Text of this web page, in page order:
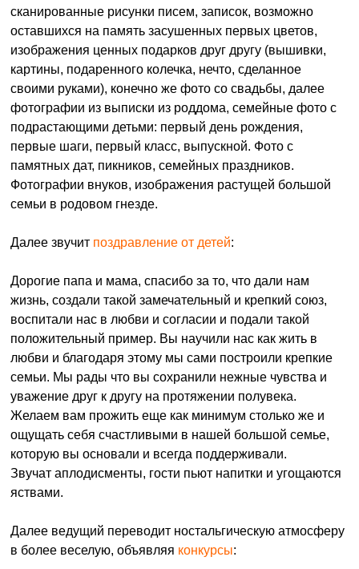
сканированные рисунки писем, записок, возможно
оставшихся на память засушенных первых цветов,
изображения ценных подарков друг другу (вышивки,
картины, подаренного колечка, нечто, сделанное
своими руками), конечно же фото со свадьбы, далее
фотографии из выписки из роддома, семейные фото с
подрастающими детьми: первый день рождения,
первые шаги, первый класс, выпускной. Фото с
памятных дат, пикников, семейных праздников.
Фотографии внуков, изображения растущей большой
семьи в родовом гнезде.
Далее звучит поздравление от детей:
Дорогие папа и мама, спасибо за то, что дали нам
жизнь, создали такой замечательный и крепкий союз,
воспитали нас в любви и согласии и подали такой
положительный пример. Вы научили нас как жить в
любви и благодаря этому мы сами построили крепкие
семьи. Мы рады что вы сохранили нежные чувства и
уважение друг к другу на протяжении полувека.
Желаем вам прожить еще как минимум столько же и
ощущать себя счастливыми в нашей большой семье,
которую вы основали и всегда поддерживали.
Звучат аплодисменты, гости пьют напитки и угощаются
яствами.
Далее ведущий переводит ностальгическую атмосферу
в более веселую, объявляя конкурсы: